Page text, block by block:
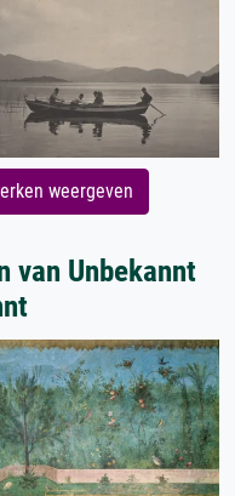
weergeven
van Unbekannt